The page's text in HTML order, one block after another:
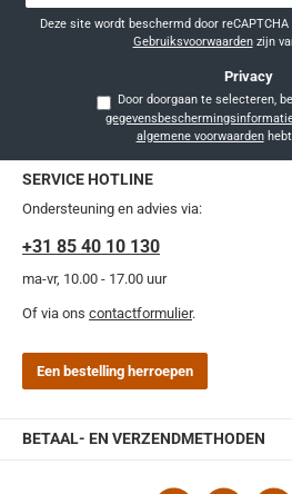
Deze site wordt beschermd door reCAPTCHA
Gebruiksvoorwaardenzijn
Privacy
algemene voorwaardenhebt
SERVICE HOTLINE
Ondersteuning en advies via:
+31 85 40 10 130
ma-vr, 10.00 - 17.00 uur
Of via ons contactformulier.
Een bestelling herroepen
BETAAL- EN VERZENDMETHODEN